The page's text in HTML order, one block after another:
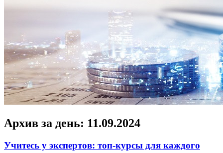
Архив за день: 11.09.2024
Учитесь у экспертов: топ-курсы для каждого